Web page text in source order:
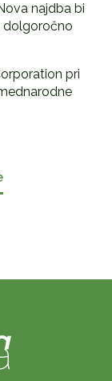
najdba bi
dolgoročno
pri